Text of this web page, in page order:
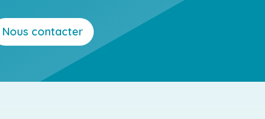
Nous contacter